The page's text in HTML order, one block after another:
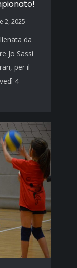
2, 2025
da
Jo Sassi
per il
4